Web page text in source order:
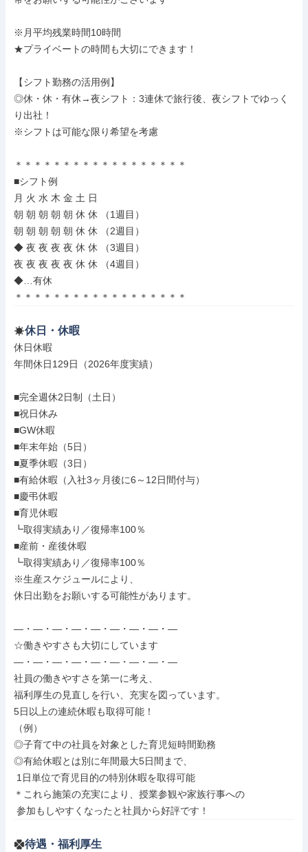
※月平均残業時間10時間
★プライベートの時間も大切にできます！
【シフト勤務の活用例】
◎休・休・有休→夜シフト：3連休で旅行後、夜シフトでゆっく
り出社！
※シフトは可能な限り希望を考慮
＊＊＊＊＊＊＊＊＊＊＊＊＊＊＊＊＊＊
■シフト例
月 火 水 木 金 土 日
朝 朝 朝 朝 朝 休 休 （1週目）
朝 朝 朝 朝 朝 休 休 （2週目）
◆ 夜 夜 夜 夜 休 休 （3週目）
夜 夜 夜 夜 夜 休 休 （4週目）
◆…有休
＊＊＊＊＊＊＊＊＊＊＊＊＊＊＊＊＊＊
休日・休暇
休日休暇
年間休日129日（2026年度実績）
■完全週休2日制（土日）
■祝日休み
■GW休暇
■年末年始（5日）
■夏季休暇（3日）
■有給休暇（入社3ヶ月後に6～12日間付与）
■慶弔休暇
■育児休暇
┗取得実績あり／復帰率100％
■産前・産後休暇
┗取得実績あり／復帰率100％
※生産スケジュールにより、
休日出勤をお願いする可能性があります。
―・―・―・―・―・―・―・―・―
☆働きやすさも大切にしています
―・―・―・―・―・―・―・―・―
社員の働きやすさを第一に考え、
福利厚生の見直しを行い、充実を図っています。
5日以上の連続休暇も取得可能！
（例）
◎子育て中の社員を対象とした育児短時間勤務
◎有給休暇とは別に年間最大5日間まで、
＊これら施策の充実により、授業参観や家族行事への
参加もしやすくなったと社員から好評です！
待遇・福利厚生